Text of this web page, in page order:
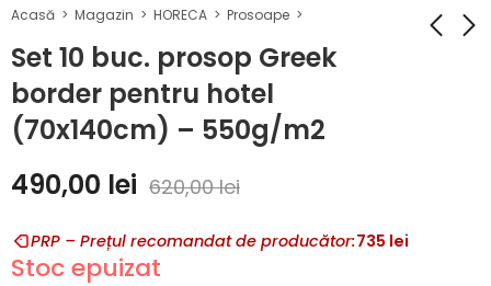
Acasă Magazin HORECA Prosoape
Set 10 buc. prosop Greek
border pentru hotel
(70x140cm) – 550g/m2prosop Greek
490,00 lei 620,00lei
PRP – Prețul recomandat de producător:735 lei
Stoc epuizat